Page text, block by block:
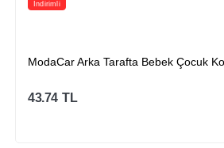
Bebek Çocuk Kontrol Aynası 422661